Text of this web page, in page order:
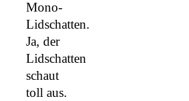
Mono-
Lidschatten.
Ja, der
Lidschatten
schaut
toll aus.